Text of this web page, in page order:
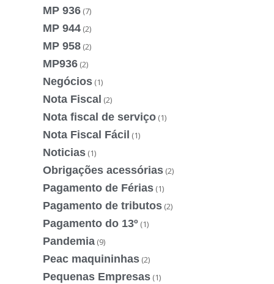
MP 936 (7)
MP 944 (2)
MP 958 (2)
MP936 (2)
Negócios (1)
Nota Fiscal (2)
Nota fiscal de serviço (1)
Nota Fiscal Fácil (1)
Noticias (1)
Obrigações acessórias (2)
Pagamento de Férias (1)
Pagamento de tributos (2)
Pagamento do 13º (1)
Pandemia (9)
Peac maquininhas (2)
Pequenas Empresas (1)